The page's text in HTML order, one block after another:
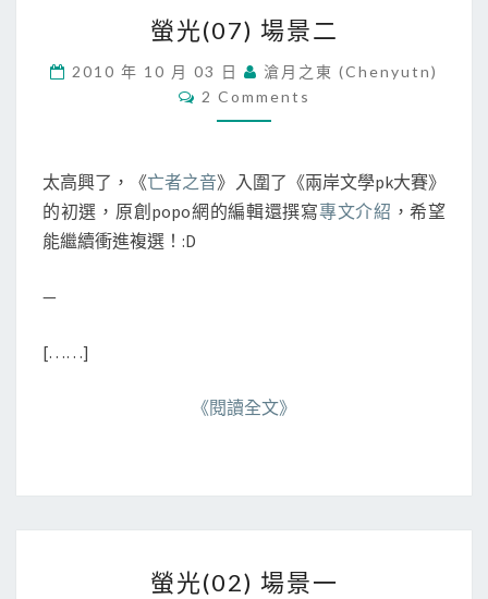
7
9
折
光
0
7
)
景
二
螢光(07) 場景二
2010 年 10 月 03 日
滄月之東 (chenyutn)
C
O
N
T
S
2 Comments
太高興了，《亡者之音》入圍了《兩岸文學pk大賽》
的初選，原創popo網的編輯還撰寫專文介紹 ，希望
能繼續衝進複選！:D
—
[……]
《閱讀全文》
光
螢光(02) 場景一